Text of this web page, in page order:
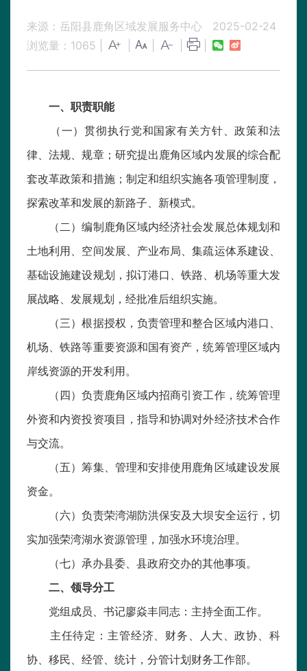
来源：岳阳县鹿角区域发展服务中心
2025-02-24
浏览量： 1065
一、职责职能
（一）贯彻执行党和国家有关方针、政策和法
律、法规、规章；研究提出鹿角区域内发展的综合配
套改革政策和措施；制定和组织实施各项管理制度，
探索改革和发展的新路子、新模式。
（二）编制鹿角区域内经济社会发展总体规划和
土地利用、空间发展、产业布局、集疏运体系建设、
基础设施建设规划，拟订港口、铁路、机场等重大发
展战略、发展规划，经批准后组织实施。
（三）根据授权，负责管理和整合区域内港口、
机场、铁路等重要资源和国有资产，统筹管理区域内
岸线资源的开发利用。
（四）负责鹿角区域内招商引资工作，统筹管理
外资和内资投资项目，指导和协调对外经济技术合作
与交流。
（五）筹集、管理和安排使用鹿角区域建设发展
资金。
（六）负责荣湾湖防洪保安及大坝安全运行，切
实加强荣湾湖水资源管理，加强水环境治理。
（七）承办县委、县政府交办的其他事项。
二、领导分工
党组成员、书记廖焱丰同志：主持全面工作。
主任待定：主管经济、财务、人大、政协、科
协、移民、经管、统计，分管计划财务工作部。